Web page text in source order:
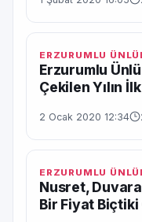
ERZURUMLU
Erzurumlu
Çekilen Yılın
2 Ocak 2020 12:34
ERZURUMLU
Nusret,
Bir Fiyat Biçtiki